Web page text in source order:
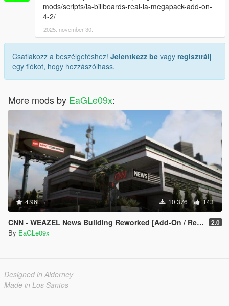
mods/scripts/la-billboards-real-la-megapack-add-on-
4-2/
2025. november 30.
Csatlakozz a beszélgetéshez! Jelentkezz be vagy regisztrálj
egy fiókot, hogy hozzászólhass.
More mods by EaGLe09x:
4.96 10 376 143
CNN - WEAZEL News Building Reworked [Add-On / Replace] 2.0
By EaGLe09x
Designed in Alderney
Made in Los Santos